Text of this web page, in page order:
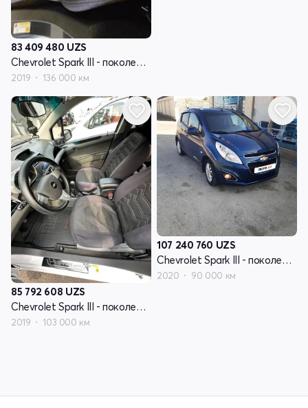
83 409 480 UZS
Chevrolet Spark III - поколение
2019 136 000 км
85 792 608 UZS
Chevrolet Spark III - поколение
2019 103 000 км
107 240 760 UZS
Chevrolet Spark III - поколение
2020 90 000 км